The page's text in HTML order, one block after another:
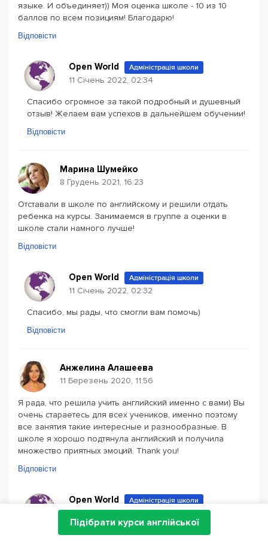
языке. И объединяет)) Моя оценка школе - 10 из 10
баллов по всем позициям! Благодарю!
Відповісти
Open World Адміністрація школи
11 Січень 2022, 02:34
Спасибо огромное за такой подробный и душевный
отзыв! Желаем вам успехов в дальнейшем обучении!
Відповісти
Марина Шумейко
8 Грудень 2021, 16:23
Отставали в школе по английскому и решили отдать
ребенка на курсы. Занимаемся в группе а оценки в
школе стали намного лучше!
Відповісти
Open World Адміністрація школи
11 Січень 2022, 02:32
Спасибо, мы рады, что смогли вам помочь)
Відповісти
Анжелина Алашеева
11 Березень 2020, 11:56
Я рада, что решила учить английский именно с вами) Вы
очень стараетесь для всех учеников, именно поэтому
все занятия такие интересные и разнообразные. В
школе я хорошо подтянула английский и получила
множество приятных эмоций. Thank you!
Відповісти
Open World Адміністрація школи
11 Січень 2022, 02:31
Большое спасибо за ваш отзыв!
Підібрати курси англійської